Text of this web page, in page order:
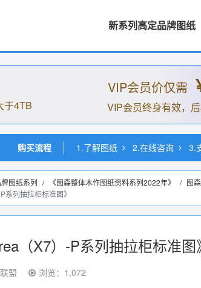
新系列高定品牌图纸
于4TB
VIP会员价仅需
VIP会员终身有效，
购买流程 1.了解图纸 2.在线咨询 3.
图纸系列 / 《图森整体木作图纸资料系列2022年》 / 图
系列抽拉柜标准图》
（X7）-P系列抽拉柜标准图
盟 浏览：1,072